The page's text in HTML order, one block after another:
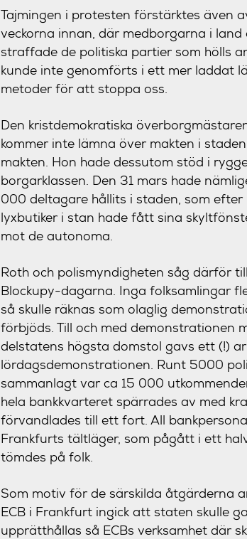
Tajmingen i protesten förstärktes även
veckorna innan, där medborgarna i land
straffade de politiska partier som hölls
kunde inte genomförts i ett mer laddat
metoder för att stoppa oss.
Den kristdemokratiska
kommer inte lämna över makten i
makten. Hon hade dessutom stöd i
borgarklassen. Den 31 mars hade
000 deltagare hållits i staden, som
lyxbutiker i stan hade fått sina
mot de autonoma.
Roth och polismyndigheten såg därför
Blockupy-dagarna. Inga folksamlingar
så skulle räknas som olaglig
förbjöds. Till och med
delstatens högsta domstol gavs ett (!)
lördagsdemonstrationen. Runt 5000
sammanlagt var ca 15 000
hela bankkvarteret spärrades av med
förvandlades till ett fort. All
Frankfurts tältläger, som pågått i ett
tömdes på folk.
Som motiv för de särskilda åtgärderna
ECB i Frankfurt ingick att staten skulle
upprätthållas så ECBs verksamhet där